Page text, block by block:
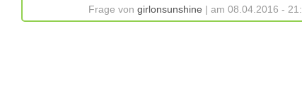
Frage von girlonsunshine | am 08.04.2016 -